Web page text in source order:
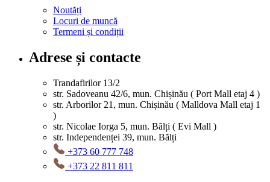
Noutăți
Locuri de muncă
Termeni și condiții
Adrese și contacte
Trandafirilor 13/2
str. Sadoveanu 42/6, mun. Chișinău ( Port Mall etaj 4 )
str. Arborilor 21, mun. Chișinău ( Malldova Mall etaj 1
)
str. Nicolae Iorga 5, mun. Bălți ( Evi Mall )
str. Independenței 39, mun. Bălți
+373 60 777 748
+373 22 811 811